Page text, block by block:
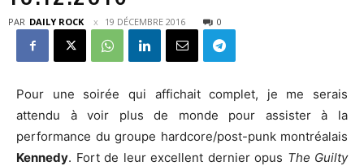
PAR DAILY ROCK 19 DÉCEMBRE 2016 0
Pour une soirée qui affichait complet, je me serais
attendu à voir plus de monde pour assister à la
performance du groupe hardcore/post-punk montréalais
Kennedy. Fort de leur excellent dernier opus The Guilty